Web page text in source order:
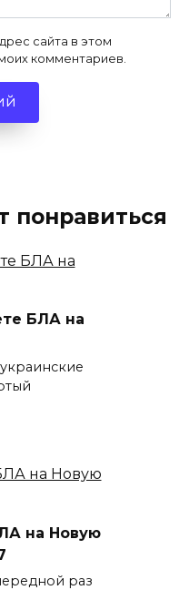
сайта в этом
комментариев.
понравиться
БЛА на
на Новую
раз